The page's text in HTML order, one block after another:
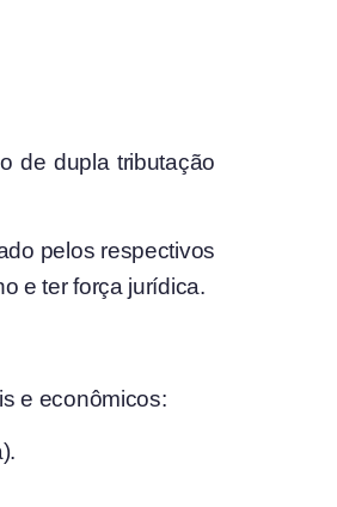
de dupla tributação
pelos respectivos
e ter força jurídica.
e econômicos: